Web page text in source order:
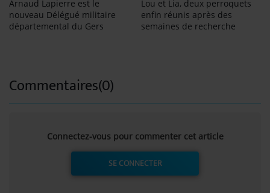
Arnaud Lapierre est le
nouveau Délégué militaire
départemental du Gers
Lou et Lia, deux perroquets
enfin réunis après des
semaines de recherche
Commentaires(0)
Connectez-vous pour commenter cet article
SE CONNECTER